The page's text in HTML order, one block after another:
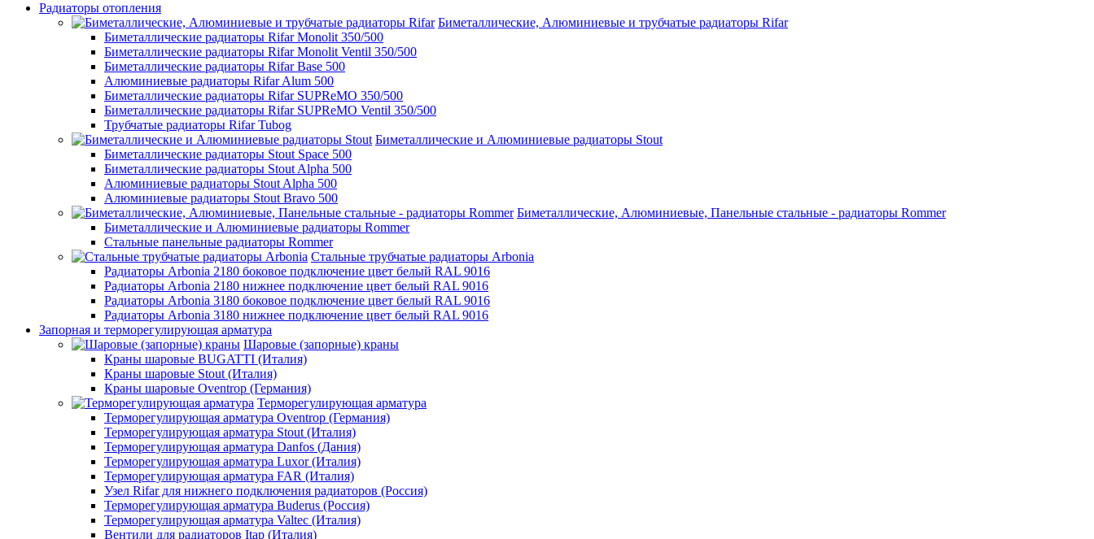
Радиаторы отопления
Биметаллические, Алюминиевые и трубчатые радиаторы Rifar
Биметаллические радиаторы Rifar Monolit 350/500
Биметаллические радиаторы Rifar Monolit Ventil 350/500
Биметаллические радиаторы Rifar Base 500
Алюминиевые радиаторы Rifar Alum 500
Биметаллические радиаторы Rifar SUPReMO 350/500
Биметаллические радиаторы Rifar SUPReMO Ventil 350/500
Трубчатые радиаторы Rifar Tubog
Биметаллические и Алюминиевые радиаторы Stout
Биметаллические радиаторы Stout Space 500
Биметаллические радиаторы Stout Alpha 500
Алюминиевые радиаторы Stout Alpha 500
Алюминиевые радиаторы Stout Bravo 500
Биметаллические, Алюминиевые, Панельные стальные - радиаторы Rommer
Биметаллические и Алюминиевые радиаторы Rommer
Стальные панельные радиаторы Rommer
Стальные трубчатые радиаторы Arbonia
Радиаторы Arbonia 2180 боковое подключение цвет белый RAL 9016
Радиаторы Arbonia 2180 нижнее подключение цвет белый RAL 9016
Радиаторы Arbonia 3180 боковое подключение цвет белый RAL 9016
Радиаторы Arbonia 3180 нижнее подключение цвет белый RAL 9016
Запорная и терморегулирующая арматура
Шаровые (запорные) краны
Краны шаровые BUGATTI (Италия)
Краны шаровые Stout (Италия)
Краны шаровые Oventrop (Германия)
Терморегулирующая арматура
Терморегулирующая арматура Oventrop (Германия)
Терморегулирующая арматура Stout (Италия)
Терморегулирующая арматура Danfos (Дания)
Терморегулирующая арматура Luxor (Италия)
Терморегулирующая арматура FAR (Италия)
Узел Rifar для нижнего подключения радиаторов (Россия)
Терморегулирующая арматура Buderus (Россия)
Терморегулирующая арматура Valtec (Италия)
Вентили для радиаторов Itap (Италия)